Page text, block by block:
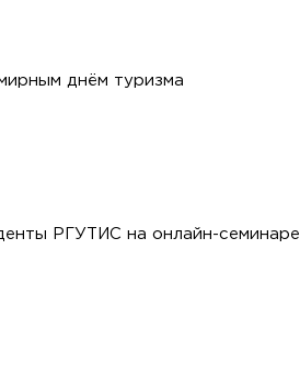
днём туризма
РГУТИС на онлайн-семинаре